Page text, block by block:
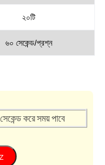
২০টি
৬০ সেকেন্ড/প্রশ্ন
করে সময় পাবে